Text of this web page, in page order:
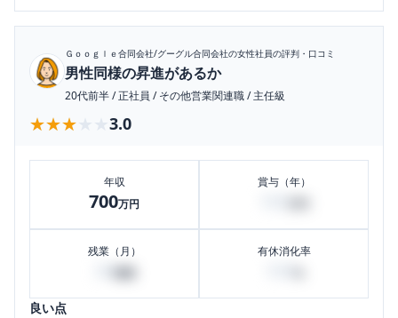
Ｇｏｏｇｌｅ合同会社/グーグル合同会社の女性社員の評判・口コミ
男性同様の昇進があるか
20代前半/正社員 /その他営業関連職/主任級
★★★★★
★★★★★ 3.0
年収
700万円
賞与（年）
残業（月） 有休消化率
良い点